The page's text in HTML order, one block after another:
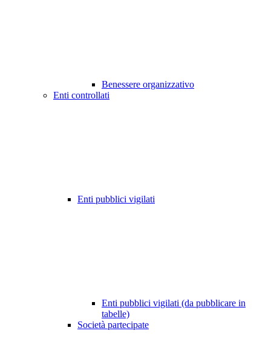
Benessere organizzativo
Enti controllati
Enti pubblici vigilati
Enti pubblici vigilati (da pubblicare in
tabelle)
Società partecipate